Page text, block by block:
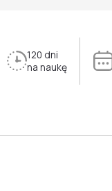
120 dni
na naukę